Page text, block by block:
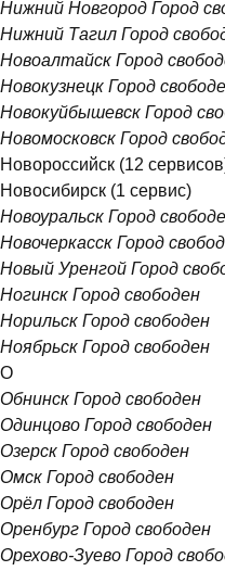
Нижний Новгород Город
Нижний Тагил Город
Новоалтайск Город
Новокузнецк Город
Новокуйбышевск Город
Новомосковск Город
Новороссийск (12
Новосибирск (1 сервис)
Новоуральск Город
Новочеркасск Город
Новый Уренгой Город
Ногинск Город свободен
Норильск Город свободен
Ноябрьск Город свободен
О
Обнинск Город свободен
Одинцово Город свободен
Озерск Город свободен
Омск Город свободен
Орёл Город свободен
Оренбург Город свободен
Орехово-Зуево Город